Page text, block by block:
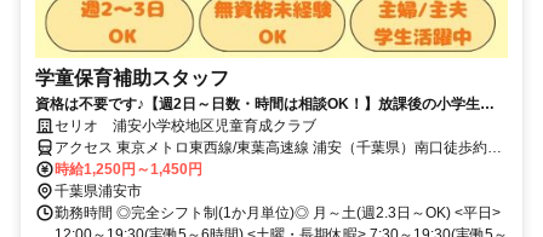
学童保育補助スタッフ
資格は不要です♪【週2日～日数・時間は相談OK！】放課後の小学生を
見守りましょう
セリオ 浦安小学校地区児童育成クラブ
アクセス 東京メトロ東西線/東葉高速線 浦安（千葉県）南口徒歩約5
分、東京メトロ東西線/ＪＲ中央本線 南行徳南口徒歩約16分、東京メ
トロ東西線/ＪＲ中央本線 葛西博物館口徒歩約30分
時給1,250円～1,450円
千葉県浦安市
勤務時間 ◎完全シフト制(1か月単位)◎ 月～土(週2.3日～OK) <平日>